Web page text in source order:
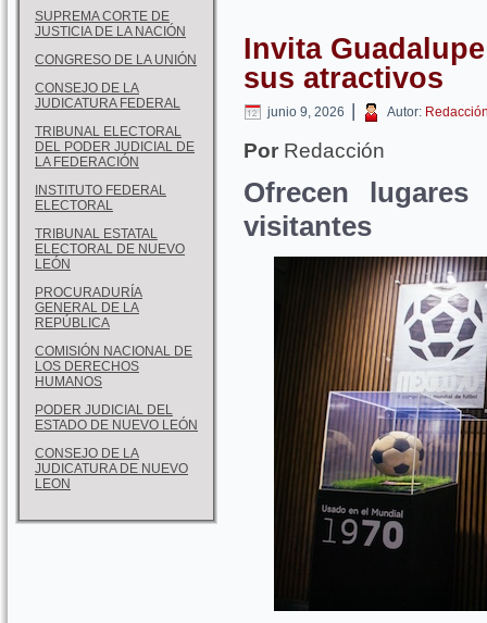
SUPREMA CORTE DE
JUSTICIA DE LA NACIÓN
CONGRESO DE LA UNIÓN
CONSEJO DE LA
JUDICATURA FEDERAL
TRIBUNAL ELECTORAL
DEL PODER JUDICIAL DE
LA FEDERACIÓN
INSTITUTO FEDERAL
ELECTORAL
TRIBUNAL ESTATAL
ELECTORAL DE NUEVO
LEÓN
PROCURADURÍA
GENERAL DE LA
REPÚBLICA
COMISIÓN NACIONAL DE
LOS DERECHOS
HUMANOS
PODER JUDICIAL DEL
ESTADO DE NUEVO LEÓN
CONSEJO DE LA
JUDICATURA DE NUEVO
LEON
Invita
sus atractivos
junio 9, 2026 | Autor:
Por Redacción
Ofrecen
visitantes